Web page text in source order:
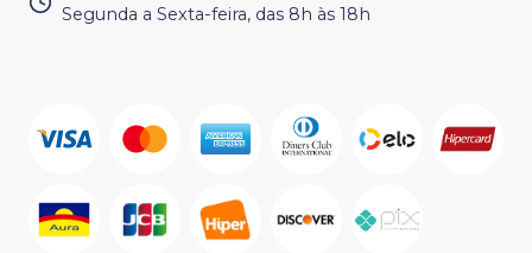
Segunda a Sexta-feira, das 8h às 18h